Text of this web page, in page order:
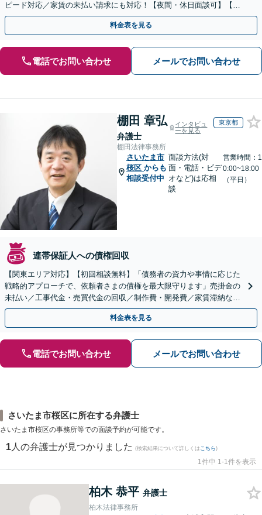
ピード対応／家賃の未払い請求にも対応！【夜間・休日面談可】【完
全個室】
料金表を見る
電話でお問い合わせ メールでお問い合わせ
棚田 章弘
弁護士
インタビュ
ーを見る
東京都
棚田法律事務所
さいたま市
桜区 からも
相談受付中
面談方法(対
面・電話・ビデ
オなど)は応相
談
営業時間：1
0:00~18:00
（平日）
連帯保証人への債権回収
【関東エリア対応】【初回相談無料】「債務者の資力や事情に応じた
戦略的アプローチで、依頼者さまの債権を最大限守ります」売掛金の
未払い／工事代金・売買代金の回収／制作費・開発費／家賃滞納な
ど、事業活動で発生するあらゆる債権回収に実績あり
料金表を見る
電話でお問い合わせ メールでお問い合わせ
さいたま市桜区に所在する弁護士
さいたま市桜区の事務所等での面談予約が可能です。
1 人の弁護士が見つかりました (検索結果について詳しくは こちら)
1件中 1-1件を表示
柏木 恭平 弁護士
柏木法律事務所